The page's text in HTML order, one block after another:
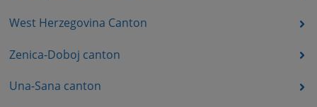
West Herzegovina Canton
Zenica-Doboj canton
Una-Sana canton